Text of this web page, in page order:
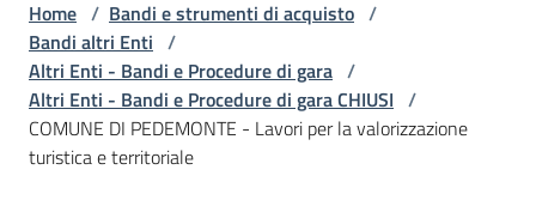
telematici
L'Agenzia
Home / Bandi e strumenti di acquisto /
Bandi altri Enti /
Altri Enti - Bandi e Procedure di gara /
Altri Enti - Bandi e Procedure di gara CHIUSI /
COMUNE DI PEDEMONTE - Lavori per la valorizzazione
turistica e territoriale